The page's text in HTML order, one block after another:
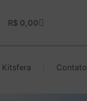
R$ 0,00Carrinho
Kitsfera Contato